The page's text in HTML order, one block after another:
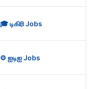
🎓 டிகிரி Jobs
⚙️ ஐடிஐ Jobs